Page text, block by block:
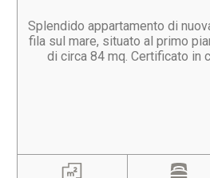
Splendido appartamento di
fila sul mare, situato al primo
di circa 84 mq. Certificato in